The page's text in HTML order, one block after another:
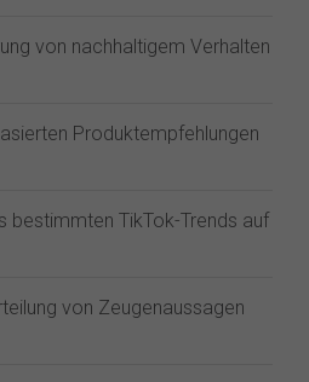
von nachhaltigem Verhalten
Produktempfehlungen
bestimmten TikTok-Trends auf
von Zeugenaussagen